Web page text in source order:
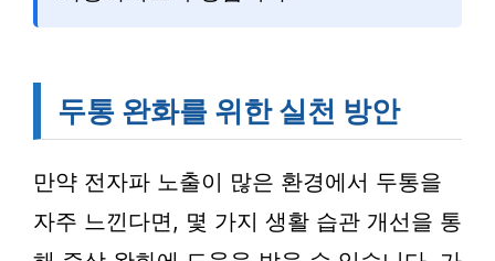
두통 완화를 위한 실천 방안
만약 전자파 노출이 많은 환경에서 두통을
자주 느낀다면, 몇 가지 생활 습관 개선을 통